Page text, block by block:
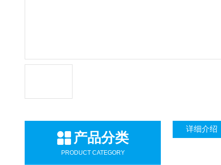
产品分类
PRODUCT CATEGORY
详细介绍